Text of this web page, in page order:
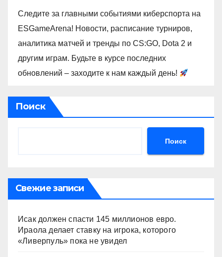
Следите за главными событиями киберспорта на
ESGameArena! Новости, расписание турниров,
аналитика матчей и тренды по CS:GO, Dota 2 и
другим играм. Будьте в курсе последних
обновлений – заходите к нам каждый день!
Поиск
Поиск
Свежие записи
Исак должен спасти 145 миллионов евро.
Ираола делает ставку на игрока, которого
«Ливерпуль» пока не увидел